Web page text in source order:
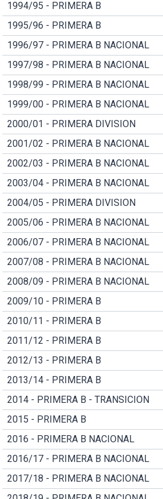
1994/95 - PRIMERA B
1995/96 - PRIMERA B
1996/97 - PRIMERA B NACIONAL
1997/98 - PRIMERA B NACIONAL
1998/99 - PRIMERA B NACIONAL
1999/00 - PRIMERA B NACIONAL
2000/01 - PRIMERA DIVISION
2001/02 - PRIMERA B NACIONAL
2002/03 - PRIMERA B NACIONAL
2003/04 - PRIMERA B NACIONAL
2004/05 - PRIMERA DIVISION
2005/06 - PRIMERA B NACIONAL
2006/07 - PRIMERA B NACIONAL
2007/08 - PRIMERA B NACIONAL
2008/09 - PRIMERA B NACIONAL
2009/10 - PRIMERA B
2010/11 - PRIMERA B
2011/12 - PRIMERA B
2012/13 - PRIMERA B
2013/14 - PRIMERA B
2014 - PRIMERA B - TRANSICION
2015 - PRIMERA B
2016 - PRIMERA B NACIONAL
2016/17 - PRIMERA B NACIONAL
2017/18 - PRIMERA B NACIONAL